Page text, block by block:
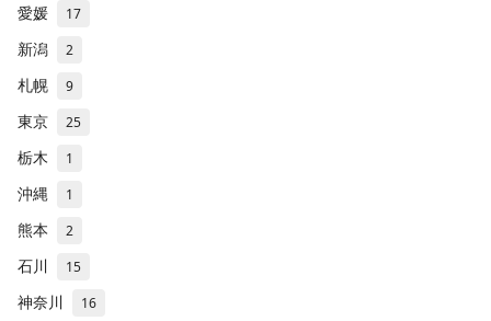
愛媛 17
新潟 2
札幌 9
東京 25
栃木 1
沖縄 1
熊本 2
石川 15
神奈川 16